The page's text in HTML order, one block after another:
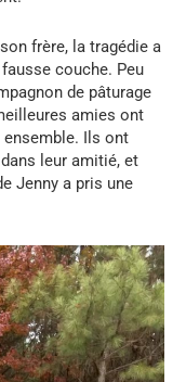
frère, la tragédie a
couche. Peu
de pâturage
amies ont
Ils ont
leur amitié, et
Jenny a pris une